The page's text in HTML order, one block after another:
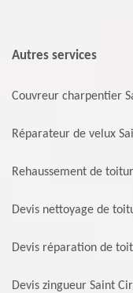
Autres services
Couvreur charpentier
Réparateur de velux
Rehaussement de
Devis nettoyage de
Devis réparation de
Devis zingueur Saint